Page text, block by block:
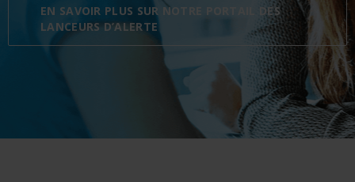
EN SAVOIR PLUS SUR NOTRE PORTAIL DES
LANCEURS D’ALERTE